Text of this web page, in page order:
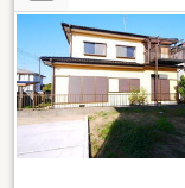
シャンビューリゾー
に感じられるロケー
レジャーも気軽に楽
き・角地・8SDKの住